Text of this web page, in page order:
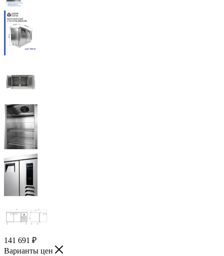
141 691 ₽
Варианты цен